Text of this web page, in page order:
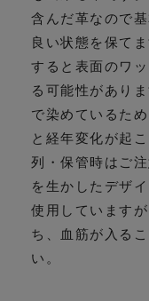
含んだ革なので
良い状態を保て
すると表面のワ
る可能性があり
で染めているた
と経年変化が起
列・保管時はご
を生かしたデザ
使用しています
ち、血筋が入る
い。